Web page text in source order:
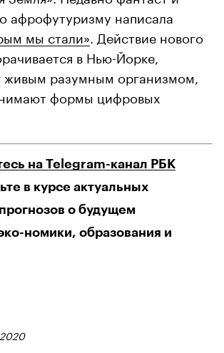
афрофутуризму написала
мы стали» . Действие нового
в Нью-Йорке,
живым разумным организмом,
формы цифровых
на Telegram-канал РБК
в курсе актуальных
о будущем
номики, образования и